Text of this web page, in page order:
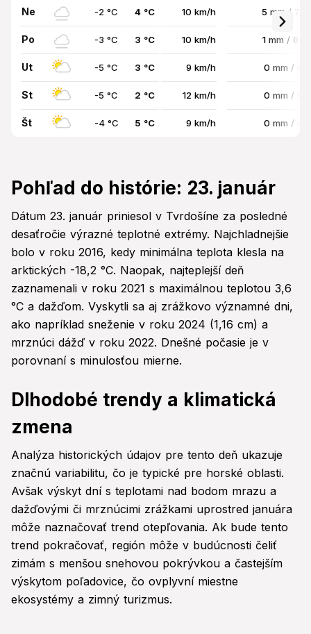
Ne -2 °C 4 °C 10 km/h 5 mm /
Po -3 °C 3 °C 10 km/h 1 mm /
Ut -5 °C 3 °C 9 km/h 0 mm /
St -5 °C 2 °C 12 km/h 0 mm /
Št -4 °C 5 °C 9 km/h 0 mm /
Pohľad do histórie: 23. január
Dátum 23. január priniesol v Tvrdošíne za posledné
desaťročie výrazné teplotné extrémy. Najchladnejšie
bolo v roku 2016, kedy minimálna teplota klesla na
arktických -18,2 °C. Naopak, najteplejší deň
zaznamenali v roku 2021 s maximálnou teplotou 3,6
°C a dažďom. Vyskytli sa aj zrážkovo významné dni,
ako napríklad sneženie v roku 2024 (1,16 cm) a
mrznúci dážď v roku 2022. Dnešné počasie je v
porovnaní s minulosťou mierne.
Dlhodobé trendy a klimatická
zmena
Analýza historických údajov pre tento deň ukazuje
značnú variabilitu, čo je typické pre horské oblasti.
Avšak výskyt dní s teplotami nad bodom mrazu a
dažďovými či mrznúcimi zrážkami uprostred januára
môže naznačovať trend otepľovania. Ak bude tento
trend pokračovať, región môže v budúcnosti čeliť
zimám s menšou snehovou pokrývkou a častejším
výskytom poľadovice, čo ovplyvní miestne
ekosystémy a zimný turizmus.